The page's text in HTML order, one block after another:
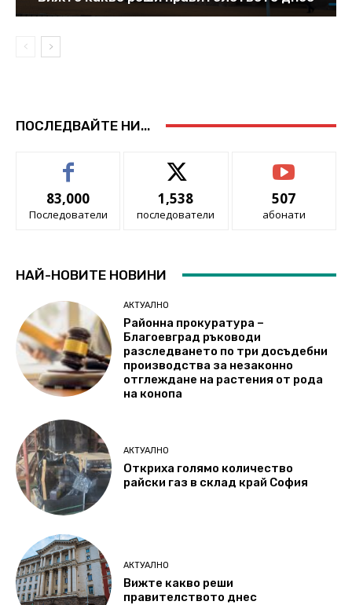
ПОСЛЕДВАЙТЕ НИ...
83,000
Последователи
1,538
последователи
507
абонати
НАЙ-НОВИТЕ НОВИНИ
АКТУАЛНО
Районна прокуратура –
Благоевград ръководи
разследването по три досъдебни
производства за незаконно
отглеждане на растения от рода
на конопа
АКТУАЛНО
Откриха голямо количество
райски газ в склад край София
АКТУАЛНО
Вижте какво реши
правителството днес